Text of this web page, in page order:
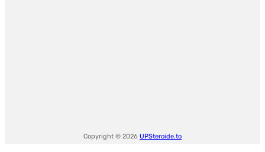
Copyright © 2026 UPSteroide.to